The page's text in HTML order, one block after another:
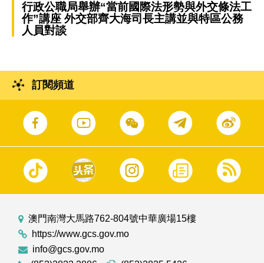
行政公職局舉辦“當前國際法形勢與外交條法工
作”講座 外交部齊大海司長主講並與特區公務
人員對談
訂閱頻道
澳門南灣大馬路762-804號中華廣場15樓
https://www.gcs.gov.mo
info@gcs.gov.mo